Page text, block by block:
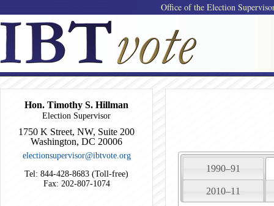
Office of the Election
Hon. Timothy S. Hillman
Election Supervisor
1750 K Street, NW, Suite 200
Washington, DC 20006
electionsupervisor@ibtvote.org
Tel: 844-428-8683 (Toll-free)
Fax: 202-807-1074
1990–91
2010–11